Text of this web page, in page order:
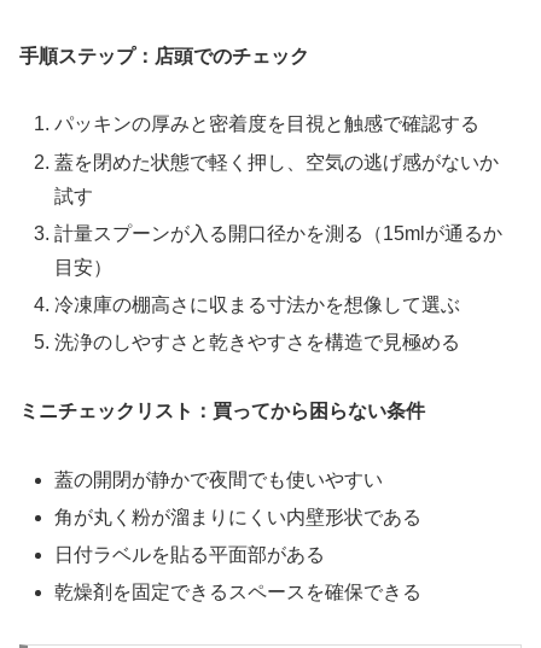
手順ステップ：店頭でのチェック
パッキンの厚みと密着度を目視と触感で確認する
蓋を閉めた状態で軽く押し、空気の逃げ感がないか
試す
計量スプーンが入る開口径かを測る（15mlが通るか
目安）
冷凍庫の棚高さに収まる寸法かを想像して選ぶ
洗浄のしやすさと乾きやすさを構造で見極める
ミニチェックリスト：買ってから困らない条件
蓋の開閉が静かで夜間でも使いやすい
角が丸く粉が溜まりにくい内壁形状である
日付ラベルを貼る平面部がある
乾燥剤を固定できるスペースを確保できる